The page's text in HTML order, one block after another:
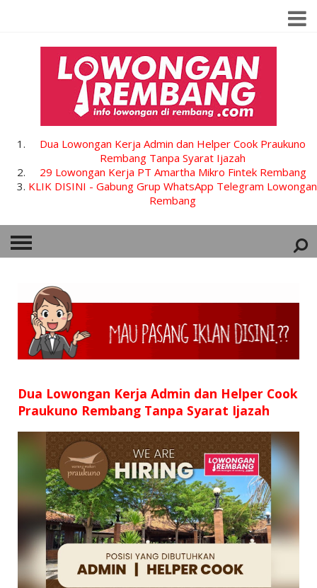
Dua Lowongan Kerja Admin dan Helper Cook Praukuno
Rembang Tanpa Syarat Ijazah
29 Lowongan Kerja PT Amartha Mikro Fintek Rembang
KLIK DISINI - Gabung Grup WhatsApp Telegram Lowongan
Rembang
HOME
SMP
D3
SURAT LAMARAN
RIWAYAT HIDUP
Dua Lowongan Kerja Admin dan Helper Cook
Praukuno Rembang Tanpa Syarat Ijazah